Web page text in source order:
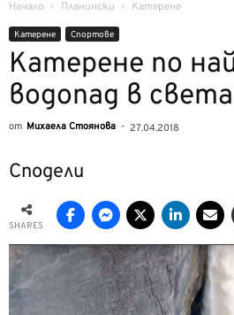
Начало Планински Катерене
Катерене Спортове
Катерене по
водопад в света
от Михаела Стоянова - 27.04.2018
Сподели
SHARES